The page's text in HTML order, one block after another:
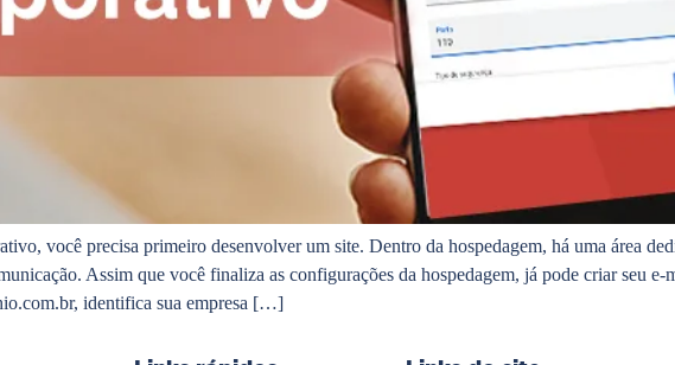
você precisa primeiro desenvolver um site. Dentro da hospedagem, há uma área
Assim que você finaliza as configurações da hospedagem, já pode criar seu
identifica sua empresa […]